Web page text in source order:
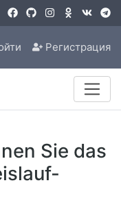
Регистрация
Sie das